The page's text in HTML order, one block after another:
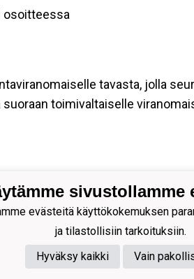
osoitteessa
tavasta, jolla
toimivaltaiselle
ry
Katu 1, 70620
4
sivustollamme
evästeitä käyttökokemuksen
ja tilastollisiin tarkoituksiin.
Hyväksy kaikki
Vain